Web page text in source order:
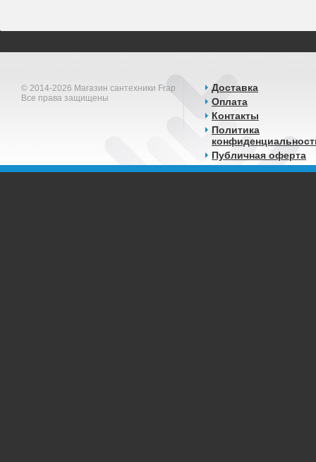
© 2014-2026 Магазин сантехники Frap
Все права защищены
Доставка
Оплата
Контакты
Политика
Публичная оферта